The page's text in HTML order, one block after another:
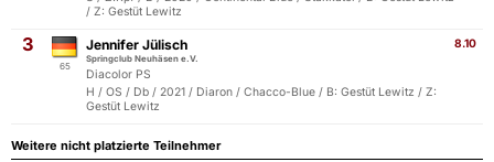
/ Z: Gestüt Lewitz
3
65
8.10
Jennifer Jülisch
Springclub Neuhäsen e.V.
Diacolor PS
H / OS / Db / 2021 / Diaron / Chacco-Blue / B: Gestüt Lewitz / Z:
Gestüt Lewitz
Weitere nicht platzierte Teilnehmer